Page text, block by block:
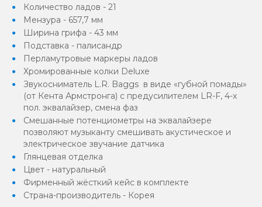
Количество ладов - 21
Мензура - 657,7 мм
Ширина грифа - 43 мм
Подставка - палисандр
Перламутровые маркеры ладов
Хромированные колки Deluxe
Звукосниматель L.R. Baggs в виде «губной помады»
(от Кента Армстронга) с предусилителем LR-F, 4-x
пол. эквалайзер, смена фаз
Смешанные потенциометры на эквалайзере
позволяют музыканту смешивать акустическое и
электрическое звучание датчика
Глянцевая отделка
Цвет - натуральный
Фирменный жёсткий кейс в комплекте
Страна-производитель - Корея